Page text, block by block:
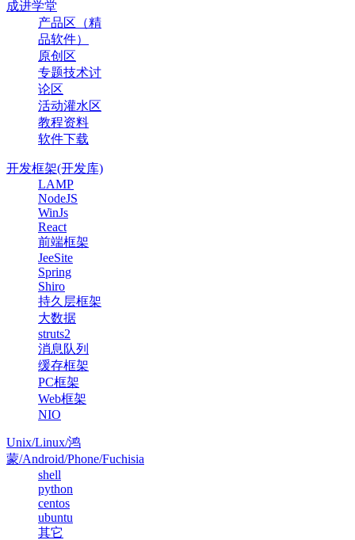
成进学堂
产品区（精
品软件）
原创区
专题技术讨
论区
活动灌水区
教程资料
软件下载
开发框架(开发库)
LAMP
NodeJS
WinJs
React
前端框架
JeeSite
Spring
Shiro
持久层框架
大数据
struts2
消息队列
缓存框架
PC框架
Web框架
NIO
Unix/Linux/鸿
蒙/Android/Phone/Fuchisia
shell
python
centos
ubuntu
其它